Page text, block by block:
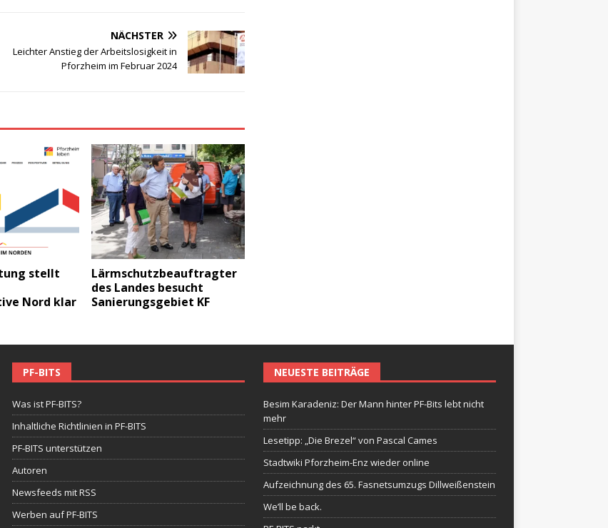
NÄCHSTER
Leichter Anstieg der Arbeitslosigkeit in
Pforzheim im Februar 2024
stellt
Nord klar
Lärmschutzbeauftragter
des Landes besucht
Sanierungsgebiet KF
PF-BITS
Was ist PF-BITS?
Inhaltliche Richtlinien in PF-BITS
PF-BITS unterstützen
Autoren
Newsfeeds mit RSS
Werben auf PF-BITS
NEUESTE BEITRÄGE
Besim Karadeniz: Der Mann hinter PF-Bits lebt nicht
mehr
Lesetipp: „Die Brezel“ von Pascal Cames
Stadtwiki Pforzheim-Enz wieder online
Aufzeichnung des 65. Fasnetsumzugs Dillweißenstein
We’ll be back.